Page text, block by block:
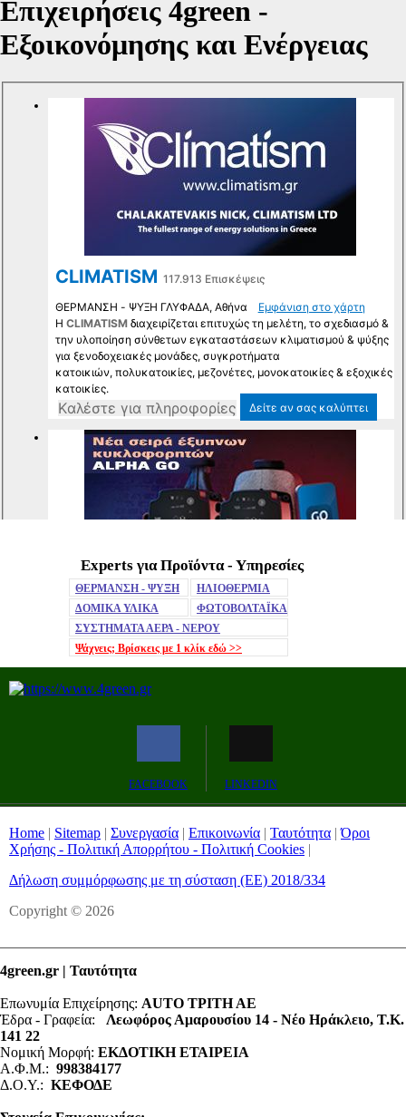
MuteExperts για Προϊόντα - Υπηρεσίες
ΘΕΡΜΑΝΣΗ - ΨΥΞΗ
ΗΛΙΟΘΕΡΜΙΑ
ΔΟΜΙΚΑ ΥΛΙΚΑ
ΦΩΤΟΒΟΛΤΑΪΚΑ
ΣΥΣΤΗΜΑΤΑ ΑΕΡΑ - ΝΕΡΟΥ
Ψάχνεις; Βρίσκεις με 1 κλίκ εδώ >>
FACEBOOK LINKEDIN
Home | Sitemap | Συνεργασία | Επικοινωνία | Ταυτότητα |Όροι
Χρήσης - Πολιτική Απορρήτου - Πολιτική Cookies |
Δήλωση συμμόρφωσης με τη σύσταση (ΕΕ) 2018/334
Copyright © 2026
4green.gr | Ταυτότητα
Επωνυμία Επιχείρησης: AUTO ΤΡΙΤΗ ΑΕ
Έδρα - Γραφεία: Λεωφόρος Αμαρουσίου 14 - Νέο Ηράκλειο, Τ.Κ.
141 22
Νομική Μορφή: ΕΚΔΟΤΙΚΗ ΕΤΑΙΡΕΙΑ
Α.Φ.Μ.: 998384177
Δ.Ο.Υ.: ΚΕΦΟΔΕ